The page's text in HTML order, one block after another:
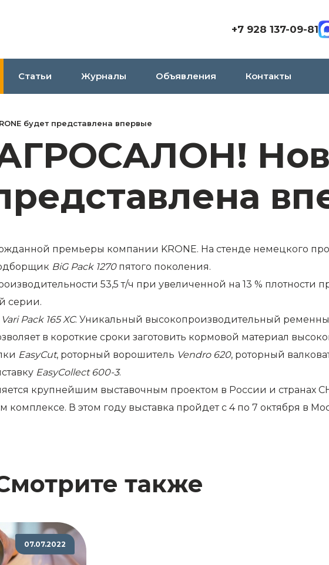
+7 928 137-09-81
Статьи Журналы Объявления Контакты
будет представлена впервые
премьеры компании KRONE. На стенде немецкого
BiG Pack 1270пятого поколения.
53,5 т/ч при увеличенной на 13 % плотности
серии.
Vari Pack 165 XC. Уникальный высокопроизводительный
в короткие сроки заготовить кормовой материал
EasyCut, роторный ворошитель Vendro 620, роторный
EasyCollect 600-3.
крупнейшим выставочным проектом в России и странах
В этом году выставка пройдет с 4 по 7 октября в
также
07.07.2022